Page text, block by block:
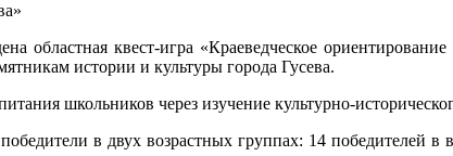
областная квест-игра «Краеведческое
истории и культуры города Гусева.
школьников через изучение культурно-
в двух возрастных группах: 14 победителей в